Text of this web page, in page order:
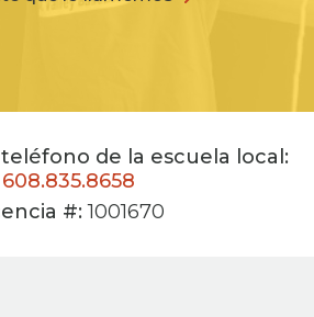
de la escuela local:
608.835.8658
#:1001670